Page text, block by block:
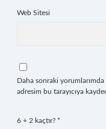
Web Sitesi
Daha sonraki yorumlarımda
adresim bu tarayıcıya
6 + 2 kaçtır? *